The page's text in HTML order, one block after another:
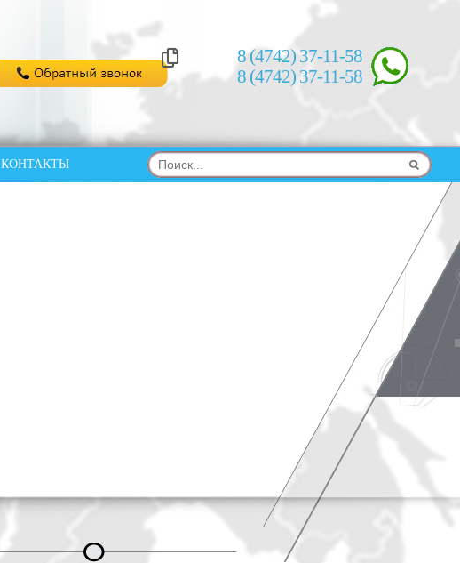
8 (4742)37-11-58
8 (4742) 37-11-58
КОНТАКТЫ